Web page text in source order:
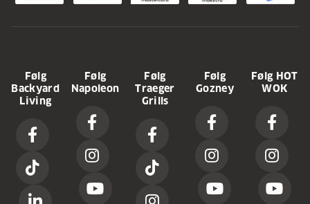
Følg
Backyard
Living
Følg
Napoleon
Følg
Traeger
Grills
Følg
Gozney
Følg HOT
WOK